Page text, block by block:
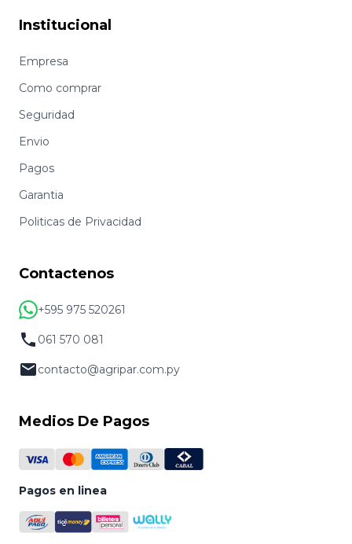
Institucional
Empresa
Como comprar
Seguridad
Envio
Pagos
Garantia
Politicas de Privacidad
Contactenos
+595 975 520261
061 570 081
contacto@agripar.com.py
Medios De Pagos
Pagos en linea